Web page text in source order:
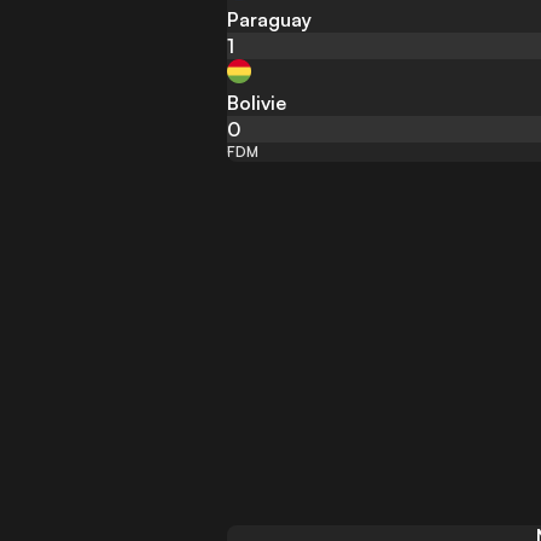
Paraguay
1
Bolivie
0
FDM